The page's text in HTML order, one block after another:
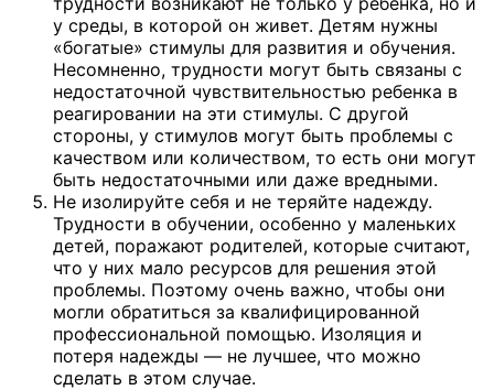
у среды, в которой он живет. Детям нужны
«богатые» стимулы для развития и обучения.
Несомненно, трудности могут быть связаны с
недостаточной чувствительностью ребенка в
реагировании на эти стимулы. С другой
стороны, у стимулов могут быть проблемы с
качеством или количеством, то есть они могут
быть недостаточными или даже вредными.
Не изолируйте себя и не теряйте надежду.
Трудности в обучении, особенно у маленьких
детей, поражают родителей, которые считают,
что у них мало ресурсов для решения этой
проблемы. Поэтому очень важно, чтобы они
могли обратиться за квалифицированной
профессиональной помощью. Изоляция и
потеря надежды — не лучшее, что можно
сделать в этом случае.